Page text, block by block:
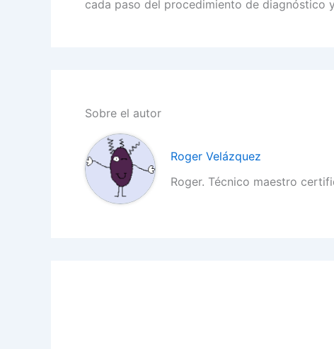
cada paso del procedimiento de diagnóstico
Sobre el autor
Roger Velázquez
Roger. Técnico maestro